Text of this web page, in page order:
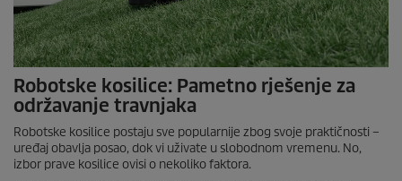
Robotske kosilice: Pametno rješenje za
održavanje travnjaka
Robotske kosilice postaju sve popularnije zbog svoje praktičnosti –
uređaj obavlja posao, dok vi uživate u slobodnom vremenu. No,
izbor prave kosilice ovisi o nekoliko faktora.